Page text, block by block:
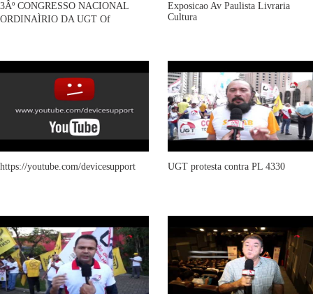
3Âº CONGRESSO NACIONAL
ORDINAÌRIO DA UGT Of
Exposicao Av Paulista Livraria
Cultura
https://youtube.com/devicesupport UGT protesta contra PL 4330